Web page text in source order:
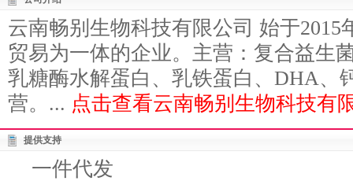
云南畅别生物科技有限公司 始于2015
贸易为一体的企业。主营：复合益生
乳糖酶水解蛋白、乳铁蛋白、DHA、
营。... 点击查看云南畅别生物科技有
提供支持
一件代发